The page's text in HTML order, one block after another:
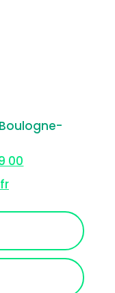
00